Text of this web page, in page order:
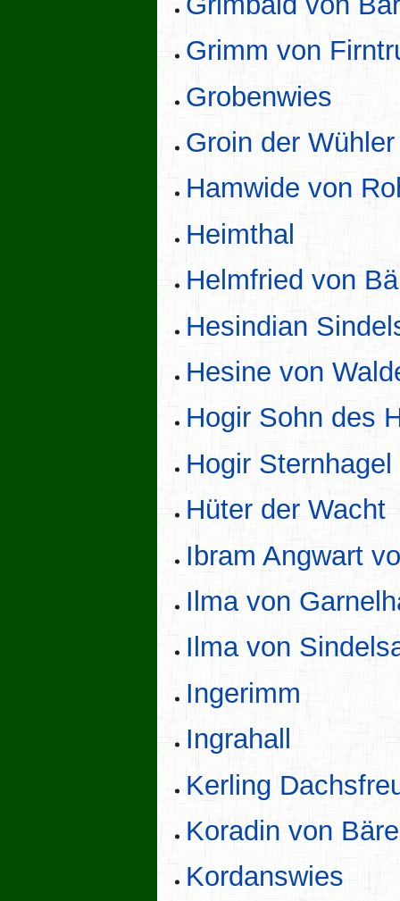
Grimm von
Grobenwies
Groin der Wühler
Hamwide von
Heimthal
Helmfried von
Hesindian
Hesine von
Hogir Sohn des
Hogir Sternhagel
Hüter der Wacht
Ibram Angwart
Ilma von
Ilma von
Ingerimm
Ingrahall
Kerling
Koradin von
Kordanswies